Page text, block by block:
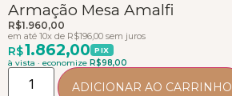
Armação Mesa Amalfi
R$1.960,00
em até 10x de R$196,00 sem juros
R$1.862,00 PIX
à vista · economize R$98,00
ADICIONAR AO CARRINHO